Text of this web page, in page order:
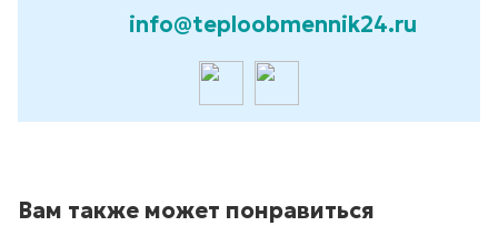
info@teploobmennik24.ru
Вам также может понравиться